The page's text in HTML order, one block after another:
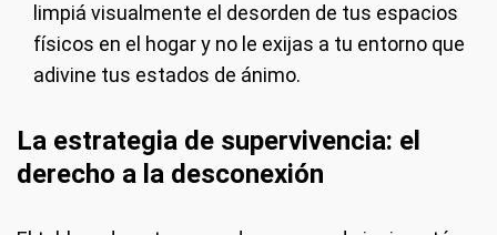
limpiá visualmente el desorden de tus espacios
físicos en el hogar y no le exijas a tu entorno que
adivine tus estados de ánimo.
La estrategia de supervivencia: el
derecho a la desconexión